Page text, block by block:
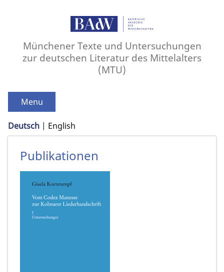
Münchener Texte und Untersuchungen
zur deutschen Literatur des Mittelalters
(MTU)
Menu
Deutsch English
Publikationen